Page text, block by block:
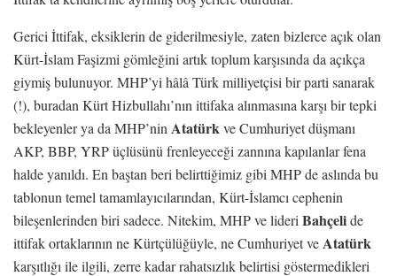
Gerici İttifak, eksiklerin de giderilmesiyle, zaten bizlerce açık olan
Kürt-İslam Faşizmi gömleğini artık toplum karşısında da açıkça
giymiş bulunuyor. MHP’yi hâlâ Türk milliyetçisi bir parti sanarak
(!), buradan Kürt Hizbullahı’nın ittifaka alınmasına karşı bir tepki
bekleyenler ya da MHP’nin Atatürkve Cumhuriyet düşmanı
AKP, BBP, YRP üçlüsünü frenleyeceği zannına kapılanlar fena
halde yanıldı. En baştan beri belirttiğimiz gibi MHP de aslında bu
tablonun temel tamamlayıcılarından, Kürt-İslamcı cephenin
bileşenlerinden biri sadece. Nitekim, MHP ve lideri Bahçelide
ittifak ortaklarının ne Kürtçülüğüyle, ne Cumhuriyet veAtatürk
karşıtlığı ile ilgili, zerre kadar rahatsızlık belirtisi göstermedikleri